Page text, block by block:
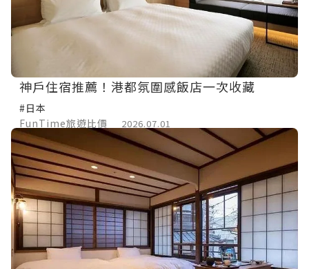
神戶住宿推薦！港都氛圍感飯店一次收藏
#日本
FunTime旅遊比價
2026.07.01